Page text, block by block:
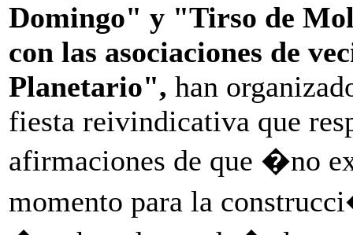
Domingo" y "Tirso de
con las asociaciones de
Planetario", han
fiesta reivindicativa que
afirmaciones de que �no
momento para la